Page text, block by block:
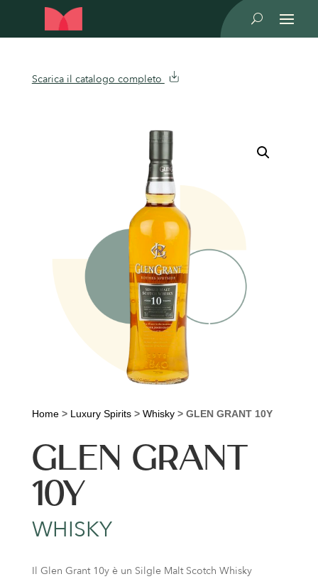
U
Scarica il catalogo completo
Home> Luxury Spirits> Whisky> GLEN GRANT 10Y
GLEN GRANT
10Y
WHISKY
Il Glen Grant 10y è un Silgle Malt Scotch Whisky